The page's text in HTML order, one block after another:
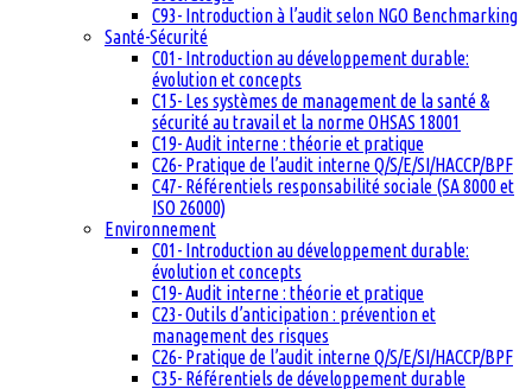
C93- Introduction à l’audit selon NGO Benchmarking
Santé-Sécurité
C01- Introduction au développement durable:
évolution et concepts
C15- Les systèmes de management de la santé &
sécurité au travail et la norme OHSAS 18001
C19- Audit interne : théorie et pratique
C26- Pratique de l’audit interne Q/S/E/SI/HACCP/BPF
C47- Référentiels responsabilité sociale (SA 8000 et
ISO 26000)
Environnement
C01- Introduction au développement durable:
évolution et concepts
C19- Audit interne : théorie et pratique
C23- Outils d’anticipation : prévention et
management des risques
C26- Pratique de l’audit interne Q/S/E/SI/HACCP/BPF
C35- Référentiels de développement durable